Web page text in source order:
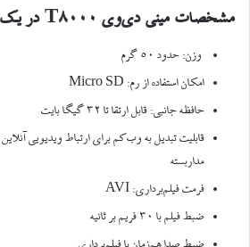
مشخصات مینی دی‌وی T8000 در یک
وزن: حدود ۵۰ گرم
امکان استفاده از رم: Micro SD
حافظه جانبی: قابل ارتقا تا ۳۲ گیگا بایت
قابلیت تبدیل به وب‌کم برای ارتباط ویدیویی آنلاین
مداربسته
فرمت فیلم‌برداری: AVI
ضبط فیلم با ۳۰ فریم بر ثانیه